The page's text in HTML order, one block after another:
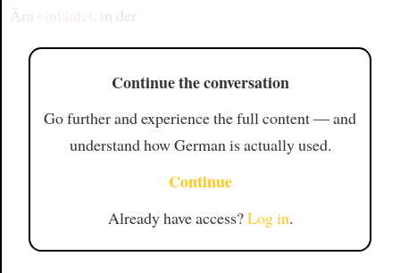
Ära
einläutet , in der
Continue the conversation
Go further and experience the full content — and
understand how German is actually used.
Continue
Already have access?Log in.